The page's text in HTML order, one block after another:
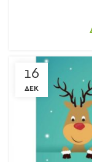
16
ΔΕΚ